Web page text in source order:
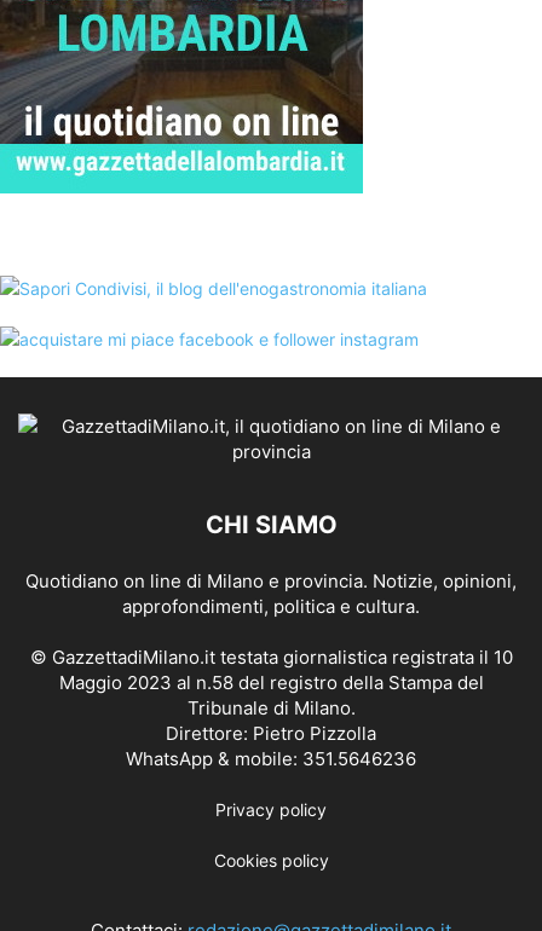
CHI SIAMO
Quotidiano on line di Milano e provincia. Notizie, opinioni,
approfondimenti, politica e cultura.
© GazzettadiMilano.it testata giornalistica registrata il 10
Maggio 2023 al n.58 del registro della Stampa del
Tribunale di Milano.
Direttore: Pietro Pizzolla
WhatsApp & mobile: 351.5646236
Privacy policy
Cookies policy